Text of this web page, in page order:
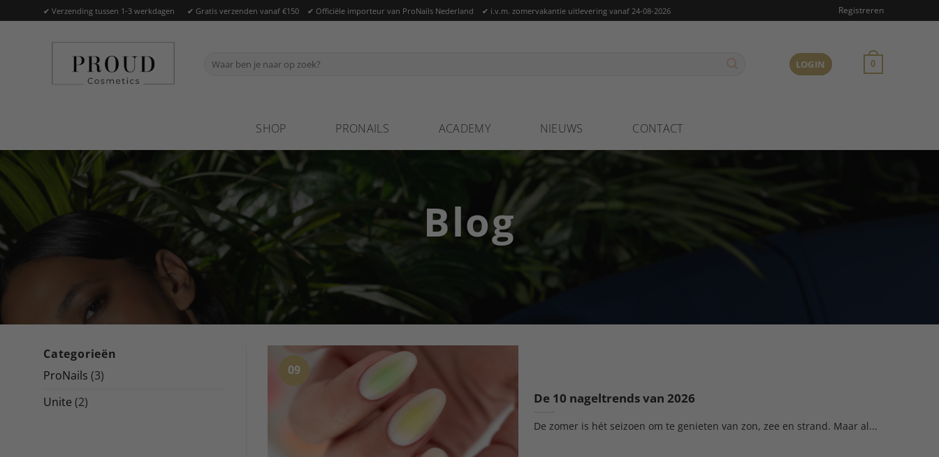
naar
✔ Verzending tussen 1-3 werkdagen ✔ Gratis verzenden vanaf €150 ✔ Officiële importeur van ProNails Nederland ✔ i.v.m. zomervakantie uitlevering vanaf 24-08-2026 Registreren
Zoeken
LOGIN 0
SHOP PRONAILS ACADEMY NIEUWS CONTACT
Blog
Categorieën
ProNails (3)
Unite (2) De 10 nageltrends van 2026
De zomer is hét seizoen om te genieten van zon, zee en strand. Maar al...
09